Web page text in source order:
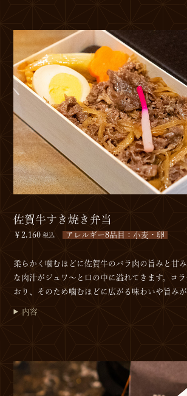
佐賀牛すき焼き弁当
￥2,160 税込 アレルギー8品目：小麦・卵
柔らかく噛むほどに佐賀牛のバラ肉の旨みと甘
な肉汁がジュワ～と口の中に溢れてきます。コ
おり、そのため噛むほどに広がる味わいや旨みが
内容